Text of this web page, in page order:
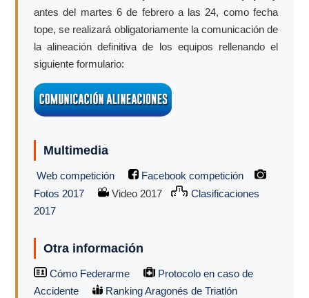
antes del martes 6 de febrero a las 24, como fecha
tope, se realizará obligatoriamente la comunicación de
la alineación definitiva de los equipos rellenando el
siguiente formulario:
Multimedia
Web competición
Facebook competición
Fotos 2017
Video 2017
Clasificaciones
2017
Otra información
Cómo Federarme
Protocolo en caso de
Accidente
Ranking Aragonés de Triatlón